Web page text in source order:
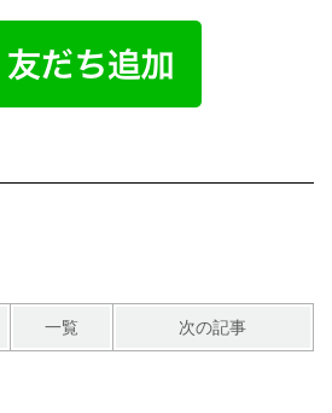
一覧 次の記事